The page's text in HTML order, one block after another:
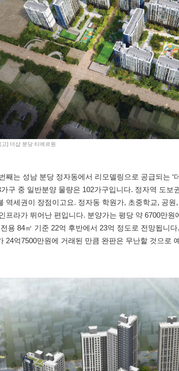
고] 더샵 분당 티에르원
째는 성남 분당 정자동에서 리모델링으로 공급되는 ‘
구 중 일반분양 물량은 102가구입니다. 정자역 도보
역세권이 장점이고요. 정자동 학원가, 초중학교, 공
프라가 뛰어난 편입니다. 분양가는 평당 약 6700만원
전용 84㎡ 기준 22억 후반에서 23억 정도로 전망됩니
24억7500만원에 거래된 만큼 완판은 무난할 것으로